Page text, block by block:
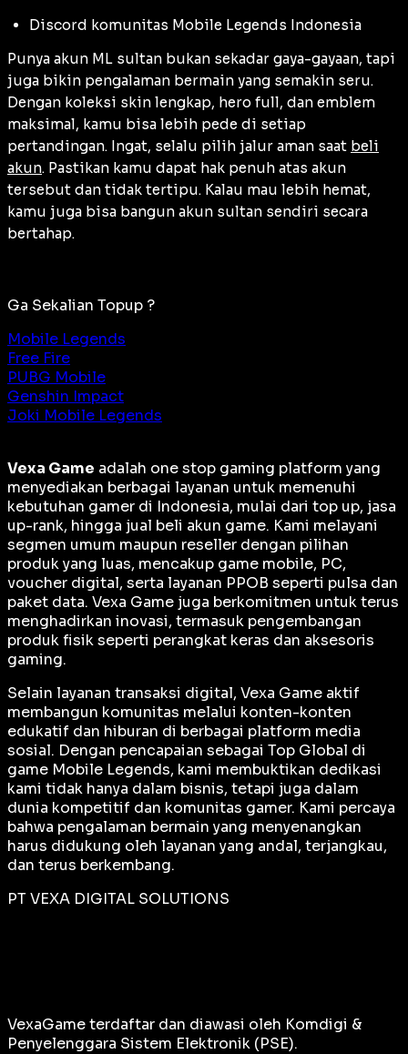
Discord komunitas Mobile Legends Indonesia
Punya akun ML sultan bukan sekadar gaya-gayaan, tapi
juga bikin pengalaman bermain yang semakin seru.
Dengan koleksi skin lengkap, hero full, dan emblem
maksimal, kamu bisa lebih pede di setiap
pertandingan. Ingat, selalu pilih jalur aman saat beli
akun. Pastikan kamu dapat hak penuh atas akun
tersebut dan tidak tertipu. Kalau mau lebih hemat,
kamu juga bisa bangun akun sultan sendiri secara
bertahap.
Ga Sekalian Topup ?
Mobile Legends
Free Fire
PUBG Mobile
Genshin Impact
Joki Mobile Legends
Vexa Game adalah one stop gaming platform yang
menyediakan berbagai layanan untuk memenuhi
kebutuhan gamer di Indonesia, mulai dari top up, jasa
up-rank, hingga jual beli akun game. Kami melayani
segmen umum maupun reseller dengan pilihan
produk yang luas, mencakup game mobile, PC,
voucher digital, serta layanan PPOB seperti pulsa dan
paket data. Vexa Game juga berkomitmen untuk terus
menghadirkan inovasi, termasuk pengembangan
produk fisik seperti perangkat keras dan aksesoris
gaming.
Selain layanan transaksi digital, Vexa Game aktif
membangun komunitas melalui konten-konten
edukatif dan hiburan di berbagai platform media
sosial. Dengan pencapaian sebagai Top Global di
game Mobile Legends, kami membuktikan dedikasi
kami tidak hanya dalam bisnis, tetapi juga dalam
dunia kompetitif dan komunitas gamer. Kami percaya
bahwa pengalaman bermain yang menyenangkan
harus didukung oleh layanan yang andal, terjangkau,
dan terus berkembang.
PT VEXA DIGITAL SOLUTIONS
VexaGame terdaftar dan diawasi oleh Komdigi &
Penyelenggara Sistem Elektronik (PSE).